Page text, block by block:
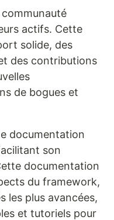
actifs. Cette
solide, des
des contributions
de bogues et
documentation
son
documentation
du framework,
les plus avancées,
et tutoriels pour